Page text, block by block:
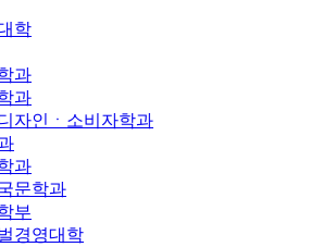
학
과
과
자인ㆍ소비자학과
과
문학과
부
경영대학